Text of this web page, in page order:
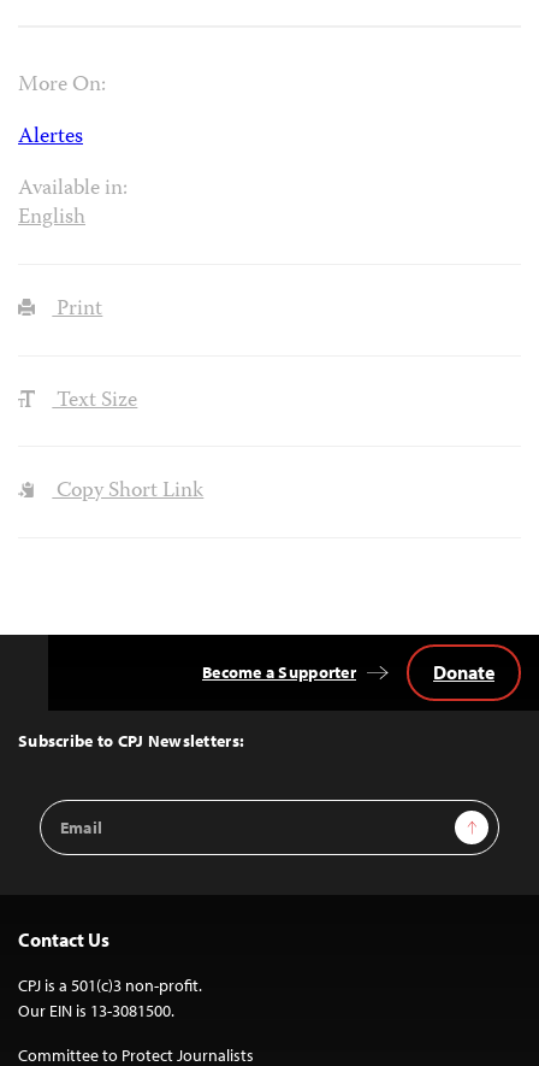
More On:
Alertes
Available in:
English
Print
Text Size
Copy Short Link
Top
Subscribe to CPJ Newsletters:
Email
Address
Sign Up
Become a Supporter Donate
Contact Us
CPJ is a 501(c)3 non-profit.
Our EIN is 13-3081500.
Committee to Protect Journalists